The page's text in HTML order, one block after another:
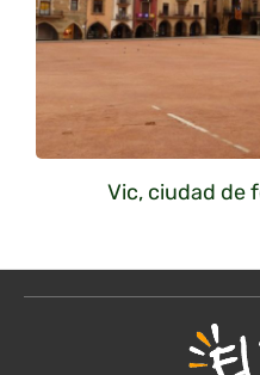
Vic, ciudad de